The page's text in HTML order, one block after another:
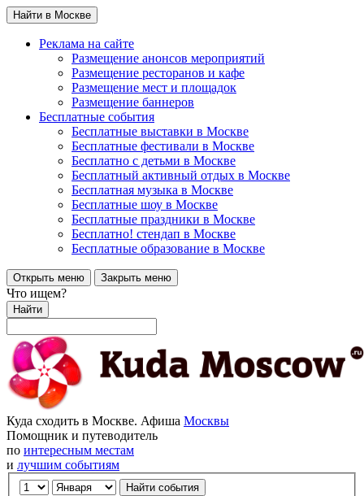
Найти в Москве
Реклама на сайте
Размещение анонсов мероприятий
Размещение ресторанов и кафе
Размещение мест и площадок
Размещение баннеров
Бесплатные события
Бесплатные выставки в Москве
Бесплатные фестивали в Москве
Бесплатно с детьми в Москве
Бесплатный активный отдых в Москве
Бесплатная музыка в Москве
Бесплатные шоу в Москве
Бесплатные праздники в Москве
Бесплатно! стендап в Москве
Бесплатные образование в Москве
Открыть меню Закрыть меню
Что ищем?
Найти
Куда сходить в Москве. Афиша Москвы
Помощник и путеводитель
по интересным местам
и лучшим событиям